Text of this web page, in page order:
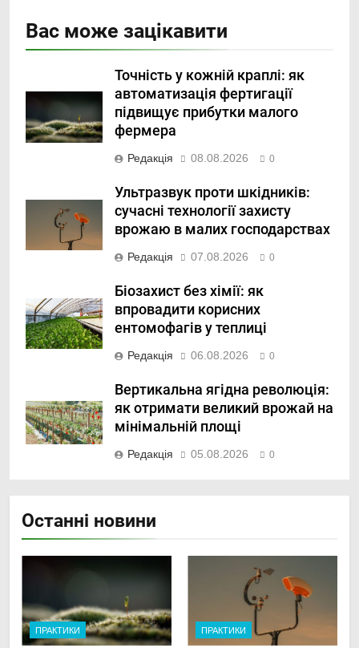
Вас може зацікавити
Точність у кожній краплі: як
автоматизація фертигації
підвищує прибутки малого
фермера
Редакція 08.08.2026 0
Ультразвук проти шкідників:
сучасні технології захисту
врожаю в малих господарствах
Редакція 07.08.2026 0
Біозахист без хімії: як
впровадити корисних
ентомофагів у теплиці
Редакція 06.08.2026 0
Вертикальна ягідна революція:
як отримати великий врожай на
мінімальній площі
Редакція 05.08.2026 0
Останні новини
ПРАКТИКИ ПРАКТИКИ